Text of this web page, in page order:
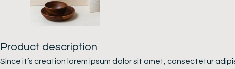
Product description
Since it’s creation lorem ipsum dolor sit amet, consectetur